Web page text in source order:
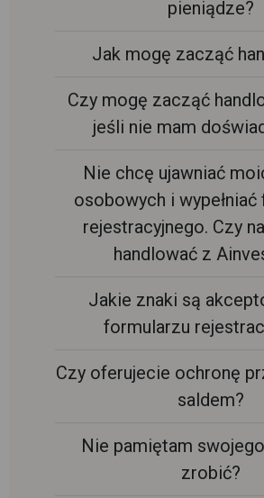
pieniądze?
Jak mogę zacząć
Czy mogę zacząć
jeśli nie mam
Nie chcę ujawniać
osobowych i
rejestracyjnego. Czy
handlować z
Jakie znaki są
formularzu
Czy oferujecie ochronę
saldem?
Nie pamiętam swojego
zrobić?